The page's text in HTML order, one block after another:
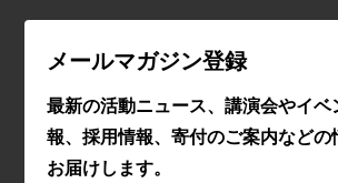
メールマガジン登録
最新の活動ニュース、講演会やイベ
報、採用情報、寄付のご案内などの
お届けします。